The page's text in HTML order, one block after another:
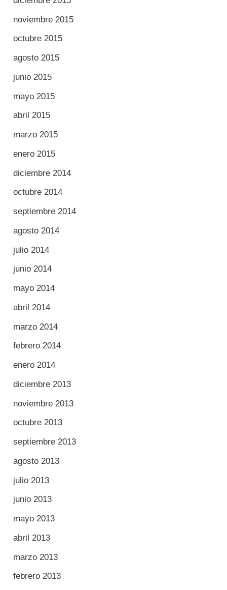
noviembre 2015
octubre 2015
agosto 2015
junio 2015
mayo 2015
abril 2015
marzo 2015
enero 2015
diciembre 2014
octubre 2014
septiembre 2014
agosto 2014
julio 2014
junio 2014
mayo 2014
abril 2014
marzo 2014
febrero 2014
enero 2014
diciembre 2013
noviembre 2013
octubre 2013
septiembre 2013
agosto 2013
julio 2013
junio 2013
mayo 2013
abril 2013
marzo 2013
febrero 2013